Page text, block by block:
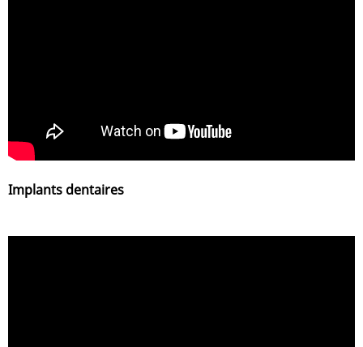
Implants dentaires